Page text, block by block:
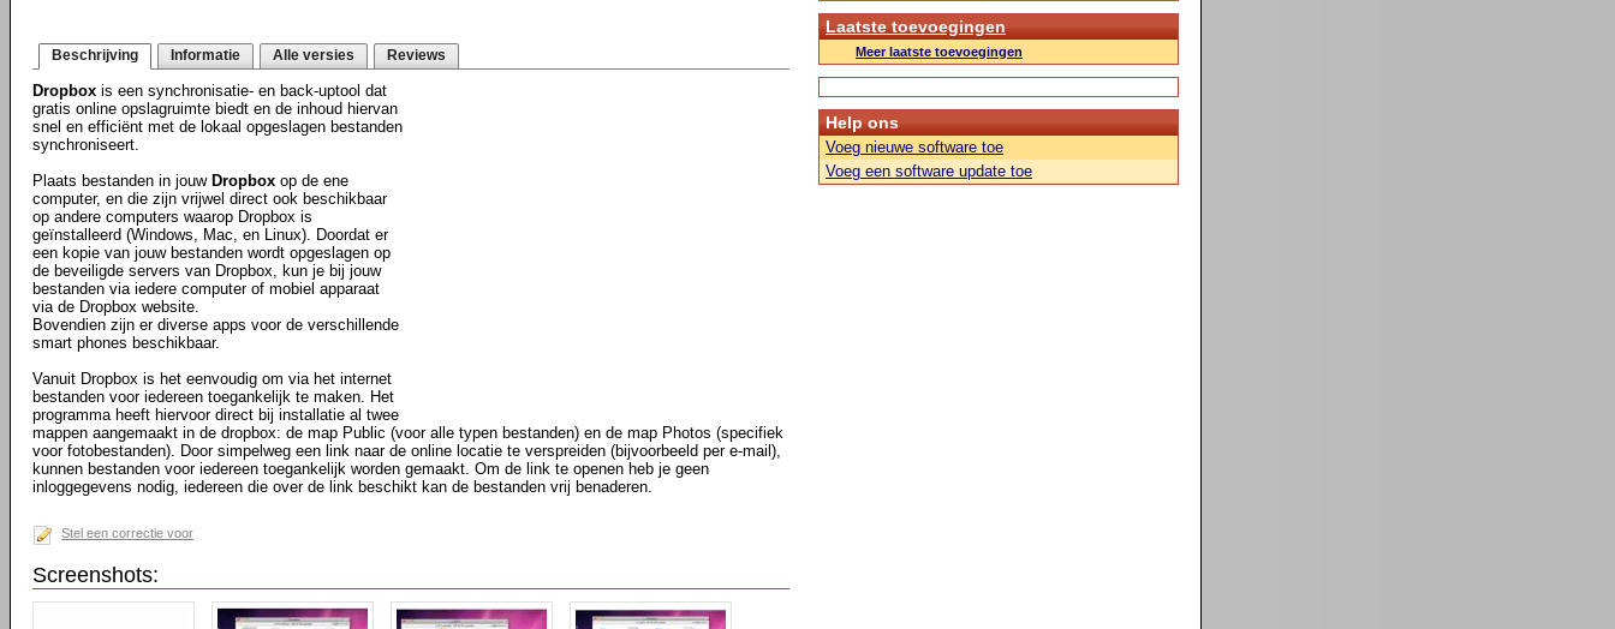
Beschrijving Informatie Alle versies Reviews
Dropbox is een synchronisatie- en back-uptool dat
gratis online opslagruimte biedt en de inhoud hiervan
snel en efficiënt met de lokaal opgeslagen bestanden
synchroniseert.
Plaats bestanden in jouw Dropbox op de ene
computer, en die zijn vrijwel direct ook beschikbaar
op andere computers waarop Dropbox is
geïnstalleerd (Windows, Mac, en Linux). Doordat er
een kopie van jouw bestanden wordt opgeslagen op
de beveiligde servers van Dropbox, kun je bij jouw
bestanden via iedere computer of mobiel apparaat
via de Dropbox website.
Bovendien zijn er diverse apps voor de verschillende
smart phones beschikbaar.
Vanuit Dropbox is het eenvoudig om via het internet
bestanden voor iedereen toegankelijk te maken. Het
programma heeft hiervoor direct bij installatie al twee
mappen aangemaakt in de dropbox: de map Public (voor alle typen bestanden) en de map Photos (specifiek
voor fotobestanden). Door simpelweg een link naar de online locatie te verspreiden (bijvoorbeeld per e-mail),
kunnen bestanden voor iedereen toegankelijk worden gemaakt. Om de link te openen heb je geen
inloggegevens nodig, iedereen die over de link beschikt kan de bestanden vrij benaderen.
Stel een correctie voor
Screenshots:
Laatste toevoegingen
Meer laatste toevoegingen
Help ons
Voeg nieuwe software toe
Voeg een software update toe